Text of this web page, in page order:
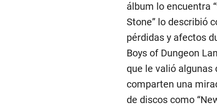
álbum lo encuentra
Stone” lo describió
pérdidas y afectos
Boys of Dungeon
que le valió
comparten una
de discos como